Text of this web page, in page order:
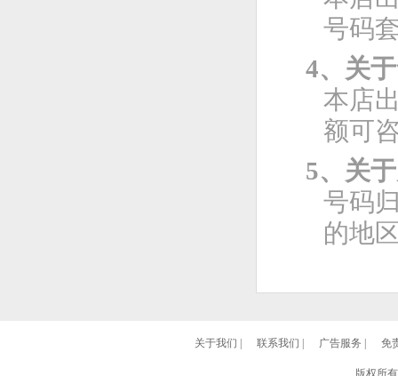
号码
4、关
本店
额可
5、关
号码
的地
关于我们 联系我们 广告服务 免
版权所